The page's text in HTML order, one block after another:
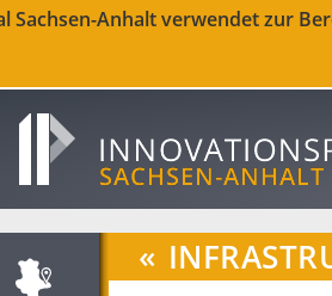
Sachsen-Anhalt verwendet zur
«